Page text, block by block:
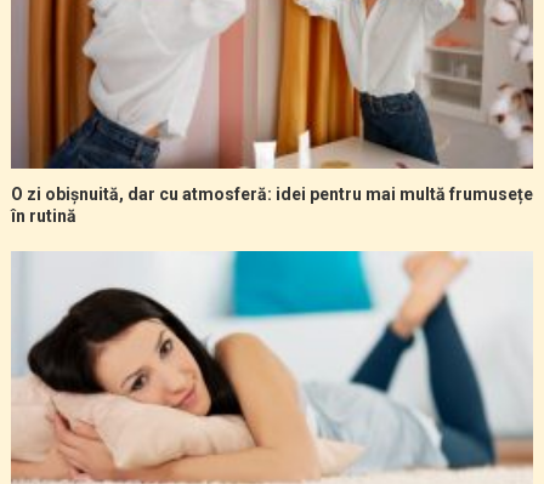
O zi obișnuită, dar cu atmosferă: idei pentru mai multă frumusețe
în rutină